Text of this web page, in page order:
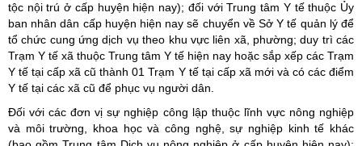
tộc nội trú ở cấp huyện hiện nay); đối với Trung tâm Y tế thuộc Ủy
ban nhân dân cấp huyện hiện nay sẽ chuyển về Sở Y tế quản lý để
tổ chức cung ứng dịch vụ theo khu vực liên xã, phường; duy trì các
Trạm Y tế xã thuộc Trung tâm Y tế hiện nay hoặc sắp xếp các Trạm
Y tế tại cấp xã cũ thành 01 Trạm Y tế tại cấp xã mới và có các điểm
Y tế tại các xã cũ để phục vụ người dân.
Đối với các đơn vị sự nghiệp công lập thuộc lĩnh vực nông nghiệp
và môi trường, khoa học và công nghệ, sự nghiệp kinh tế khác